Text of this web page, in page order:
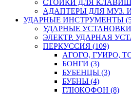
СТОЙКИ ДЛЯ
АДАПТЕРЫ ДЛЯ МУЗ.
УДАРНЫЕ ИНСТРУМЕНТЫ
УДАРНЫЕ УСТАНОВКИ
ЭЛЕКТР. УДАРНАЯ
ПЕРКУССИЯ (109)
АГОГО, ГУИРО,
БОНГИ (3)
БУБЕНЦЫ (3)
БУБНЫ (4)
ГЛЮКОФОН (8)